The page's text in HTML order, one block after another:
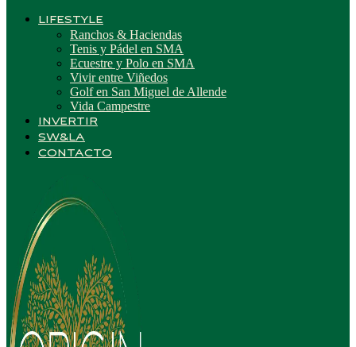
LIFESTYLE
Ranchos & Haciendas
Tenis y Pádel en SMA
Ecuestre y Polo en SMA
Vivir entre Viñedos
Golf en San Miguel de Allende
Vida Campestre
INVERTIR
SW&LA
CONTACTO